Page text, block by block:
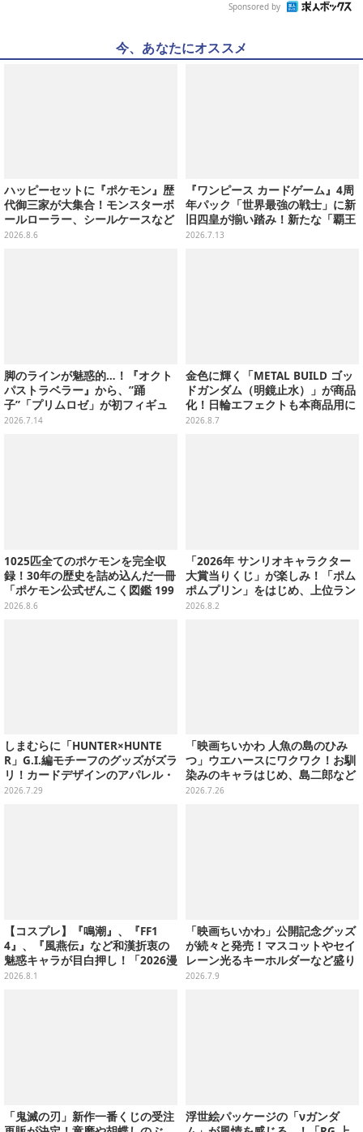
Sponsored by
今、あなたにオススメ
ハッピーセットに『ポケモン』歴
代御三家が大集合！モンスターボ
ールローラー、シールケースなど
全12種
2026.8.6
『ワンピース カードゲーム』4周
年パック「世界最強の戦士」に新
旧四皇が揃い踏み！新たな「覇王
色SP」のゾロ、ヤマトなど28枚も
2026.7.13
脚のラインが魅惑的…！『オクト
パストラベラー』から、”踊
子”「プリムロゼ」が初フィギュ
ア化
2026.7.14
金色に輝く「METAL BUILD ゴッ
ドガンダム（明鏡止水）」が商品
化！日輪エフェクトも本商品用に
刷新した豪華仕様
2026.8.7
1025匹全てのポケモンを完全収
録！30年の歴史を詰め込んだ一冊
「ポケモン公式ぜんこく図鑑 199
6-2026」が大ボリューム
2026.8.6
「2026年 サンリオキャラクター
大賞当りくじ」が楽しみ！「ポム
ポムプリン」をはじめ、上位ラン
クインが登場するスペシャル企画
2026.8.2
しまむらに「HUNTER×HUNTE
R」G.I.編モチーフのグッズがズラ
リ！カードデザインのアパレル・
雑貨、ゴレイヌの「オレが3人分
2026.7.29
「映画ちいかわ 人魚の島のひみ
つ」ウエハースにワクワク！お馴
染みのキャラはじめ、島二郎など
セイレーン編カード全22種
2026.7.26
【コスプレ】『鳴潮』、『FF1
4』、『風燕伝』など和漢折衷の
魅惑キャラが目白押し！「2026漫
画博覧会」美麗レイヤー13選【写
2026.8.1
「映画ちいかわ」公開記念グッズ
が続々と発売！マスコットやセイ
レーン光るキーホルダーなど盛り
沢山、ノベルティ3種も用意
2026.7.9
「鬼滅の刃」新作一番くじの受注
浮世絵パッケージの「νガンダ